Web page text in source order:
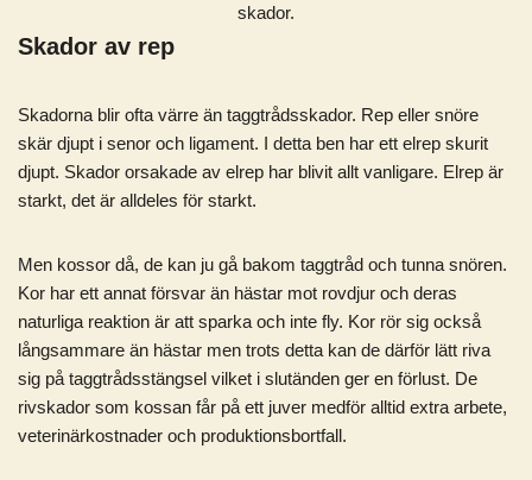
Skador av rep
Skadorna blir ofta värre än taggtrådsskador. Rep eller snöre
skär djupt i senor och ligament. I detta ben har ett elrep skurit
djupt. Skador orsakade av elrep har blivit allt vanligare. Elrep är
starkt, det är alldeles för starkt.
Men kossor då, de kan ju gå bakom taggtråd och tunna snören.
Kor har ett annat försvar än hästar mot rovdjur och deras
naturliga reaktion är att sparka och inte fly. Kor rör sig också
långsammare än hästar men trots detta kan de därför lätt riva
sig på taggtrådsstängsel vilket i slutänden ger en förlust. De
rivskador som kossan får på ett juver medför alltid extra arbete,
veterinärkostnader och produktionsbortfall.